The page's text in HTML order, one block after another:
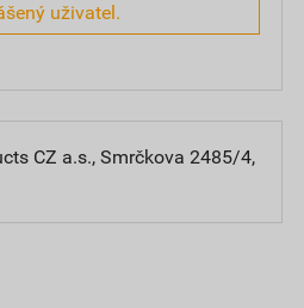
uživatel.
CZ a.s., Smrčkova 2485/4,